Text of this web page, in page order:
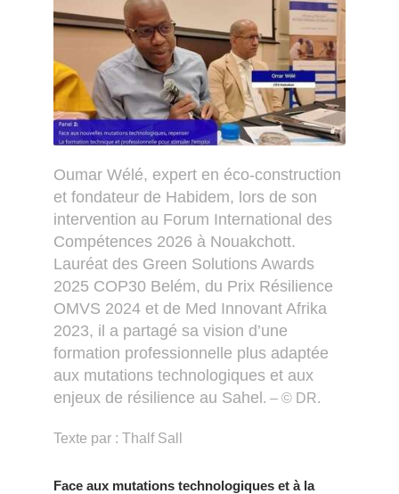
Oumar Wélé, expert en éco-construction
et fondateur de Habidem, lors de son
intervention au Forum International des
Compétences 2026 à Nouakchott.
Lauréat des Green Solutions Awards
2025 COP30 Belém, du Prix Résilience
OMVS 2024 et de Med Innovant Afrika
2023, il a partagé sa vision d’une
formation professionnelle plus adaptée
aux mutations technologiques et aux
enjeux de résilience au Sahel. – © DR.
Texte par : Thalf Sall
Face aux mutations technologiques et à la